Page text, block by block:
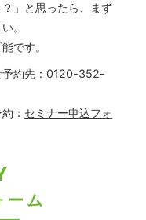
？」と思ったら、まず
。
です。
予約先：0120-352-
： セミナー申込フォ
ーム